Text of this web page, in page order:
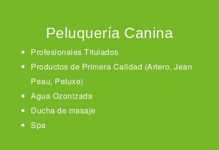
Peluquería Canina
Profesionales Titulados
Productos de Primera Calidad (Artero, Jean
Peau, Petuxe)
Agua Ozonizada
Ducha de masaje
Spa